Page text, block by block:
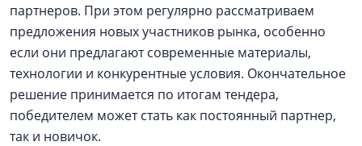
партнеров. При этом регулярно рассматриваем
предложения новых участников рынка, особенно
если они предлагают современные материалы,
технологии и конкурентные условия. Окончательное
решение принимается по итогам тендера,
победителем может стать как постоянный партнер,
так и новичок.